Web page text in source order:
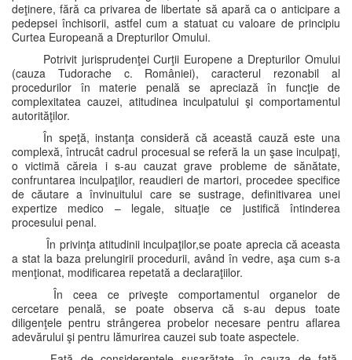
deţinere, fără ca privarea de libertate să apară ca o anticipare a
pedepsei închisorii, astfel cum a statuat cu valoare de principiu
Curtea Europeană a Drepturilor Omului.
Potrivit jurisprudenţei Curţii Europene a Drepturilor Omului
(cauza Tudorache c. României), caracterul rezonabil al
procedurilor în materie penală se apreciază în funcţie de
complexitatea cauzei, atitudinea inculpatului şi comportamentul
autorităţilor.
În speţă, instanţa consideră că această cauză este una
complexă, întrucât cadrul procesual se referă la un şase inculpaţi,
o victimă căreia i s-au cauzat grave probleme de sănătate,
confruntarea inculpaţilor, reaudieri de martori, procedee specifice
de căutare a învinuitului care se sustrage, definitivarea unei
expertize medico – legale, situaţie ce justifică întinderea
procesului penal.
În privinţa atitudinii inculpaţilor,se poate aprecia că aceasta
a stat la baza prelungirii procedurii, având în vedre, aşa cum s-a
menţionat, modificarea repetată a declaraţiilor.
În ceea ce priveşte comportamentul organelor de
cercetare penală, se poate observa că s-au depus toate
diligenţele pentru strângerea probelor necesare pentru aflarea
adevărului şi pentru lămurirea cauzei sub toate aspectele.